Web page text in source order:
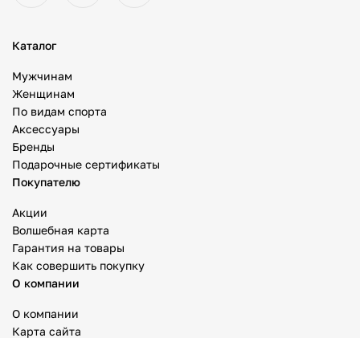
Каталог
Мужчинам
Женщинам
По видам спорта
Аксессуары
Бренды
Подарочные сертификаты
Покупателю
Акции
Волшебная карта
Гарантия на товары
Как совершить покупку
О компании
О компании
Карта сайта